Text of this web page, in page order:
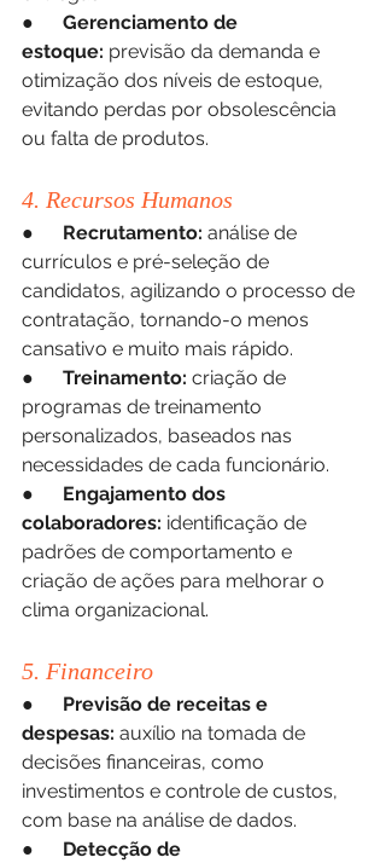
● Gerenciamento de
estoque: previsão da demanda e
otimização dos níveis de estoque,
evitando perdas por obsolescência
ou falta de produtos.
4. Recursos Humanos
● Recrutamento: análise de
currículos e pré-seleção de
candidatos, agilizando o processo de
contratação, tornando-o menos
cansativo e muito mais rápido.
● Treinamento: criação de
programas de treinamento
personalizados, baseados nas
necessidades de cada funcionário.
● Engajamento dos
colaboradores: identificação de
padrões de comportamento e
criação de ações para melhorar o
clima organizacional.
5. Financeiro
● Previsão de receitas e
despesas: auxílio na tomada de
decisões financeiras, como
investimentos e controle de custos,
com base na análise de dados.
● Detecção de